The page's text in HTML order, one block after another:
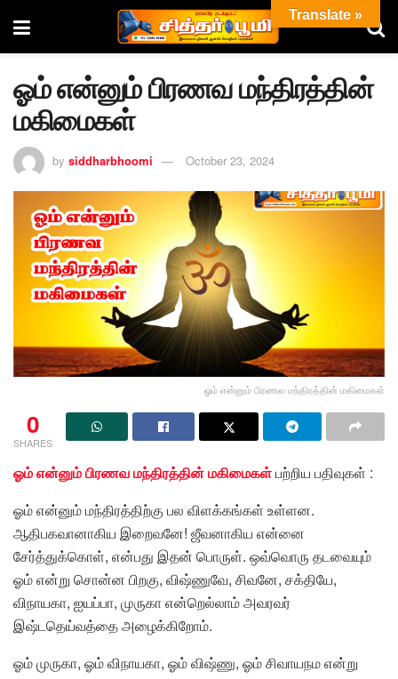
ஓம் என்னும் பிரணவ மந்திரத்தின்
மகிமைகள்
by siddharbhoomi October 23, 2024
ஓம் என்னும் பிரணவ மந்திரத்தின் மகிமைகள்
0
SHARES
ஓம் என்னும் பிரணவ மந்திரத்தின் மகிமைகள்பற்றிய பதிவுகள் :
ஓம் என்னும் மந்திரத்திற்கு பல விளக்கங்கள் உள்ளன.
ஆதிபகவானாகிய இறைவனே! ஜீவனாகிய என்னை
சேர்த்துக்கொள், என்பது இதன் பொருள். ஒவ்வொரு தடவையும்
ஓம் என்று சொன்ன பிறகு, விஷ்ணுவே, சிவனே, சக்தியே,
விநாயகா, ஐயப்பா, முருகா என்றெல்லாம் அவரவர்
இஷ்டதெய்வத்தை அழைக்கிறோம்.
ஓம் முருகா, ஓம் விநாயகா, ஓம் விஷ்ணு, ஓம் சிவாயநம என்று
Translate »